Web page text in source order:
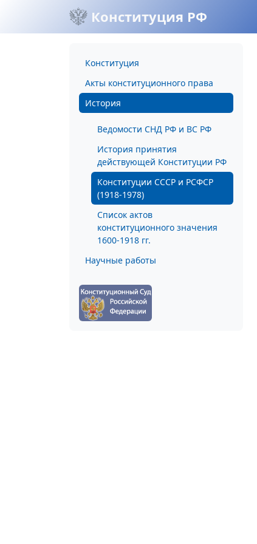
Конституция РФ
Конституция
Акты конституционного права
История
Ведомости СНД РФ и ВС РФ
История принятия
действующей Конституции РФ
Конституции СССР и РСФСР
(1918-1978)
Список актов
конституционного значения
1600-1918 гг.
Научные работы